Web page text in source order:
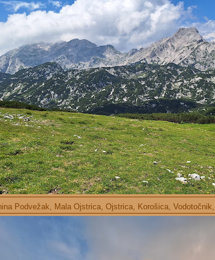
Podvežak, Mala Ojstrica, Ojstrica, Korošica,